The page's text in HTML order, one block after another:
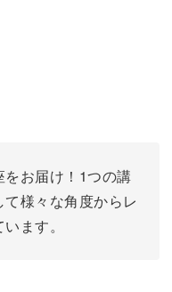
お届け！1つの講
様々な角度からレ
ます。